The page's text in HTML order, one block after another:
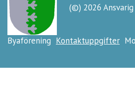
(©) 2026 Ansvarig
Byaförening Kontaktuppgifter